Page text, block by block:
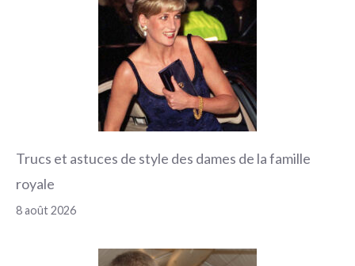
Trucs et astuces de style des dames de la famille
royale
8 août 2026